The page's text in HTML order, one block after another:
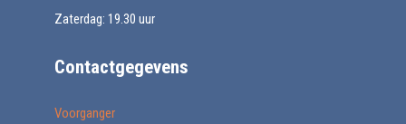
Zaterdag: 19.30 uur
Contactgegevens
Voorganger